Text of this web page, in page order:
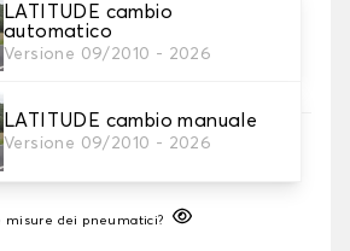
LATITUDE cambio
automatico
Versione 09/2010 - 2026
LATITUDE cambio manuale
Versione 09/2010 - 2026
calza
neve adatte alle tue necessità
del pneumatico
misure dei pneumatici?